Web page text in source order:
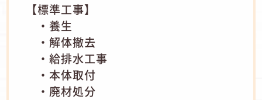
【標準工事】
・養生
・解体撤去
・給排水工事
・本体取付
・廃材処分